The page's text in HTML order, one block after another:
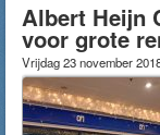
Albert Heijn
voor grote
Vrijdag 23 november